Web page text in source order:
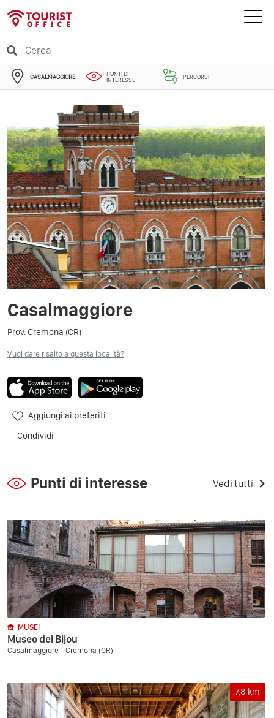
CASALMAGGIORE
PUNTI DI
INTERESSE
PERCORSI
Casalmaggiore
Prov. Cremona (CR)
Vuoi dare risalto a questa località?
Aggiungi ai preferiti
Condividi
Punti di interesse Vedi tutti
MUSEI
Museo del Bijou
Casalmaggiore - Cremona (CR)
7,8 km